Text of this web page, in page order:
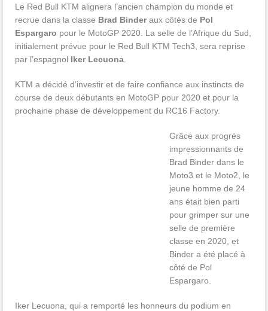
Le Red Bull KTM alignera l’ancien champion du monde et
recrue dans la classe Brad Binderaux côtés de Pol
Espargaro pour le MotoGP 2020. La selle de l’Afrique du Sud,
initialement prévue pour le Red Bull KTM Tech3, sera reprise
par l’espagnol Iker Lecuona
KTM a décidé d’investir et de faire confiance aux instincts de
course de deux débutants en MotoGP pour 2020 et pour la
prochaine phase de développement du RC16 Factory.
Grâce aux progrès
impressionnants de
Brad Binder dans le
Moto3 et le Moto2, le
jeune homme de 24
ans était bien parti
pour grimper sur une
selle de première
classe en 2020, et
Binder a été placé à
côté de Pol
Espargaro.
Iker Lecuona, qui a remporté les honneurs du podium en